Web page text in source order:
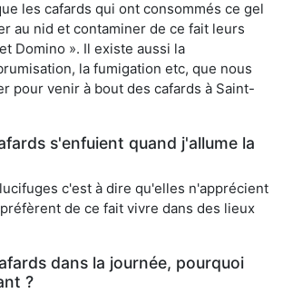
les cafards qui ont consommés ce gel
au nid et contaminer de ce fait leurs
Domino ». Il existe aussi la
la fumigation etc, que nous
pour venir à bout des cafards à Saint-
s'enfuient quand j'allume la
c'est à dire qu'elles n'apprécient
de ce fait vivre dans des lieux
dans la journée, pourquoi
?